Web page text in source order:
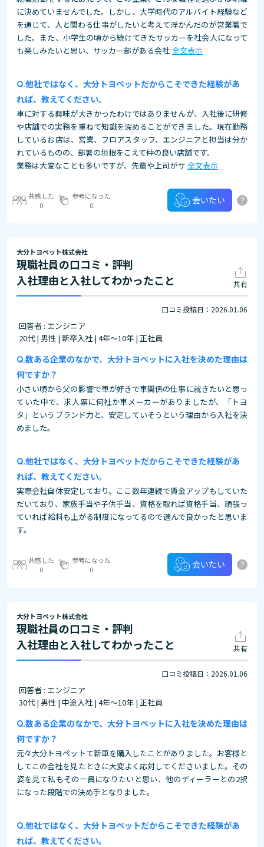
に決めていませんでした。しかし、大学時代のアルバイト経験など
を通じて、人と関わる仕事がしたいと考えて浮かんだのが営業職で
した。また、小学生の頃から続けてきたサッカーを社会人になって
も楽しみたいと思い、サッカー部がある会社 全文表示
他社ではなく、大分トヨペットだからこそできた経験があ
れば、教えてください。
車に対する興味が大きかったわけではありませんが、入社後に研修
や店舗での実務を重ねて知識を深めることができました。現在勤務
しているお店は、営業、フロアスタッフ、エンジニアと担当は分か
れているものの、部署の垣根をこえて仲の良い店舗です。
業務は大変なことも多いですが、先輩や上司がサ 全文表示
共感した
0
参考になった
0
会いたい ?
大分トヨペット株式会社
現職社員の口コミ・評判
入社理由と入社してわかったこと
共有
口コミ投稿日：2026.01.06
回答者 : エンジニア
20代 | 男性 | 新卒入社 | 4年～10年 | 正社員
数ある企業のなかで、大分トヨペットに入社を決めた理由は
何ですか？
小さい頃から父の影響で車が好きで車関係の仕事に就きたいと思っ
ていた中で、求人票に何社か車メーカーがありましたが、「トヨ
タ」というブランド力と、安定していそうという理由から入社を決
めました。
他社ではなく、大分トヨペットだからこそできた経験があ
れば、教えてください。
実際会社自体安定しており、ここ数年連続で賃金アップもしていた
だいており、家族手当や子供手当、資格を取れば資格手当、頑張っ
ていれば給料も上がる制度になってるので選んで良かったと思いま
す。
共感した
0
参考になった
0
会いたい ?
大分トヨペット株式会社
現職社員の口コミ・評判
入社理由と入社してわかったこと
共有
口コミ投稿日：2026.01.06
回答者 : エンジニア
30代 | 男性 | 中途入社 | 4年～10年 | 正社員
数ある企業のなかで、大分トヨペットに入社を決めた理由は
何ですか？
元々大分トヨペットて新車を購入したことがありました。お客様と
してこの会社を見たときに大変よく応対してくださいました。その
姿を見て私もその一員になりたいと思い、他のディーラーとの2択
になった段階での決め手となりました。
他社ではなく、大分トヨペットだからこそできた経験があ
れば、教えてください。